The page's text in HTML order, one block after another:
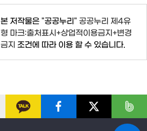
본 저작물은 "공공누리" 공공누리 제4유
형 마크:출처표시+상업적이용금지+변경
금지 조건에 따라 이용 할 수 있습니다.